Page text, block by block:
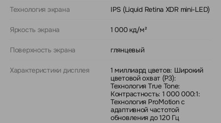
Технология экрана IPS (Liquid Retina XDR mini-LED)
Яркость экрана 1 000 кд/м²
Поверхность экрана глянцевый
Характеристики дисплея
1 миллиард цветов: Широкий
цветовой охват (P3):
Технология True Tone:
Контрастность: 1 000 000:1:
Технология ProMotion с
адаптивной частотой
обновления до 120 Гц